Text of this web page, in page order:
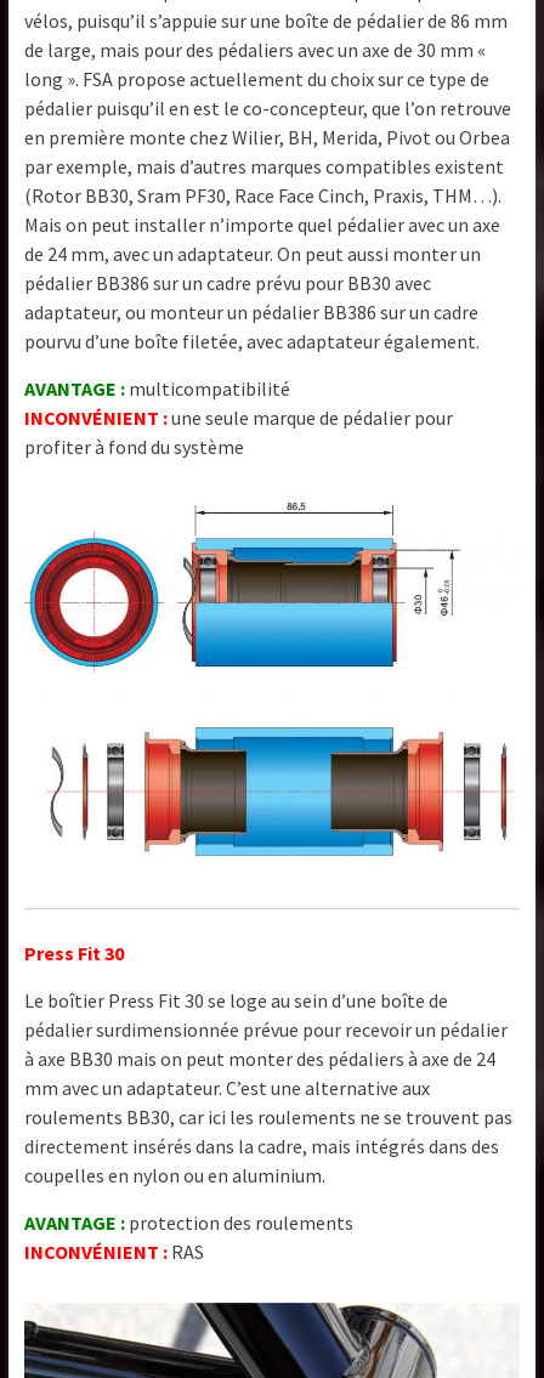
vélos, puisqu’il s’appuie sur une boîte de pédalier de 86 mm
de large, mais pour des pédaliers avec un axe de 30 mm «
long ». FSA propose actuellement du choix sur ce type de
pédalier puisqu’il en est le co-concepteur, que l’on retrouve
en première monte chez Wilier, BH, Merida, Pivot ou Orbea
par exemple, mais d’autres marques compatibles existent
(Rotor BB30, Sram PF30, Race Face Cinch, Praxis, THM…).
Mais on peut installer n’importe quel pédalier avec un axe
de 24 mm, avec un adaptateur. On peut aussi monter un
pédalier BB386 sur un cadre prévu pour BB30 avec
adaptateur, ou monteur un pédalier BB386 sur un cadre
pourvu d’une boîte filetée, avec adaptateur également.
AVANTAGE : multicompatibilité
INCONVÉNIENT :une seule marque de pédalier pour
profiter à fond du système
Press Fit 30
Le boîtier Press Fit 30 se loge au sein d’une boîte de
pédalier surdimensionnée prévue pour recevoir un pédalier
à axe BB30 mais on peut monter des pédaliers à axe de 24
mm avec un adaptateur. C’est une alternative aux
roulements BB30, car ici les roulements ne se trouvent pas
directement insérés dans la cadre, mais intégrés dans des
coupelles en nylon ou en aluminium.
AVANTAGE : protection des roulements
INCONVÉNIENT : RAS